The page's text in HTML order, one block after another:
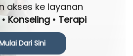
akses ke layanan
Konseling • Terapi
Dari Sini